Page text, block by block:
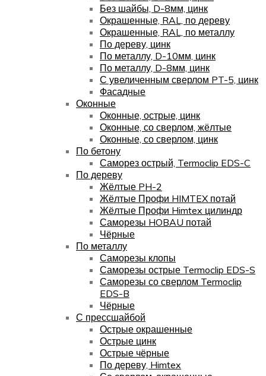
Без шайбы, D-8мм, цинк
Окрашенные, RAL, по дереву
Окрашенные, RAL, по металлу
По дереву, цинк
По металлу, D-10мм, цинк
По металлу, D-8мм, цинк
С увеличенным сверлом PT-5, цинк
Фасадные
Оконные
Оконные, острые, цинк
Оконные, со сверлом, жёлтые
Оконные, со сверлом, цинк
По бетону
Саморез острый, Termoclip EDS-C
По дереву
Жёлтые PH-2
Жёлтые Профи HIMTEX потай
Жёлтые Профи Himtex цилиндр
Саморезы HOBAU потай
Чёрные
По металлу
Саморезы клопы
Саморезы острые Termoclip EDS-S
Саморезы со сверлом Termoclip
EDS-B
Чёрные
С прессшайбой
Острые окрашенные
Острые цинк
Острые чёрные
По дереву, Himtex